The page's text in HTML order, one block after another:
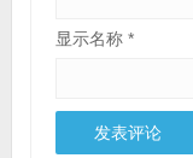
显示名称 *